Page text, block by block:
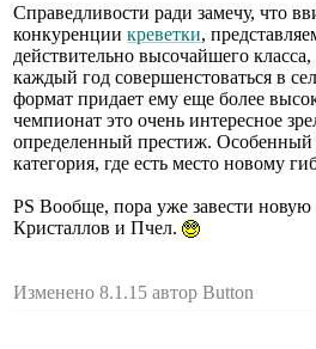
Справедливости ради замечу, что
конкуренции креветки,
действительно высочайшего
каждый год совершенстоваться в
формат придает ему еще более
чемпионат это очень интересное
определенный престиж. Особенный
категория, где есть место новому
PS Вообще, пора уже завести
Кристаллов и Пчел.
Изменено 8.1.15 автор Button